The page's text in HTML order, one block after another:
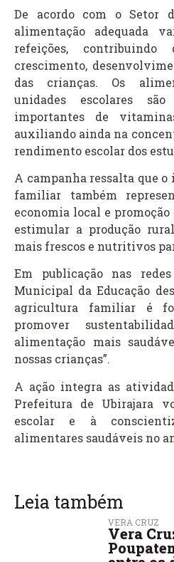
De acordo com o Setor
alimentação adequada
refeições,
crescimento,
das crianças. Os
unidades escolares
importantes de
auxiliando ainda na
rendimento escolar dos
A campanha ressalta que
familiar também
economia local e
estimular a produção
mais frescos e nutritivos
Em publicação nas
Municipal da Educação
agricultura familiar é
promover
alimentação mais
nossas crianças”.
A ação integra as
Prefeitura de Ubirajara
escolar e à
alimentares saudáveis no
Leia também
VERA CRUZ
Vera